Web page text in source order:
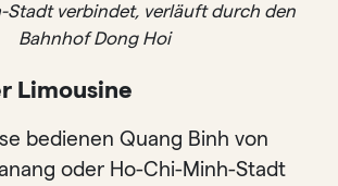
Stadt verbindet, verläuft durch den
Bahnhof Dong Hoi
Limousine
bedienen Quang Binh von
oder Ho-Chi-Minh-Stadt